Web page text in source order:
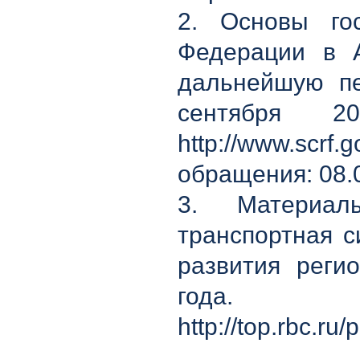
2. Основы
Федерации в
дальнейшую
сентября
http://
обращения:
3.
транспортная
развития
http://top.rbc.ru/